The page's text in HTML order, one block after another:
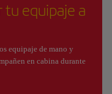
tu equipaje a
equipaje de mano y
en cabina durante